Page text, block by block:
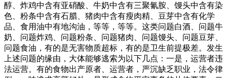
醇、炸鸡中含有亚硝酸、牛奶中含有三聚氰胺、馒头中含有染
色、粉条中含有石腊、猪肉中含有瘦肉精、豆芽中含有化学
品、食用油中有地沟油，等等，等等。这类问题白酒、问题牛
奶、问题炸鸡、问题粉条、问题猪肉、问题馒头、问题豆芽、
问题食油，有的是无害物质超标，有的是卫生前提极差。发生
上述问题的缘由，大体能够逃索为以下几点：一是，运营者违
法运营。有的食物出产原者、运营者，严沉缺乏职业，法令律